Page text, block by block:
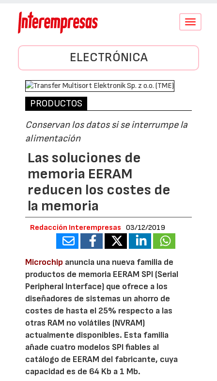
Conmutar
ELECTRÓNICA
PRODUCTOS
Conservan los datos si se interrumpe la
alimentación
Las soluciones de
memoria EERAM
reducen los costes de
la memoria
Redacción Interempresas 03/12/2019
Microchip anuncia una nueva familia de
productos de memoria EERAM SPI (Serial
Peripheral Interface) que ofrece a los
diseñadores de sistemas un ahorro de
costes de hasta el 25% respecto a las
otras RAM no volátiles (NVRAM)
actualmente disponibles. Esta familia
añade cuatro modelos SPI fiables al
catálogo de EERAM del fabricante, cuya
capacidad es de 64 Kb a 1 Mb.